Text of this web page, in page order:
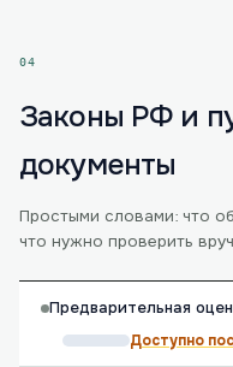
04
Законы РФ и
документы
Простыми словами: что
что нужно проверить
Предварительная
Доступно